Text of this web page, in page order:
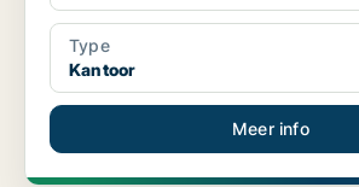
Type
Kantoor
Meer info